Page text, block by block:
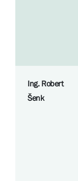
Ing. Robert
Šenk